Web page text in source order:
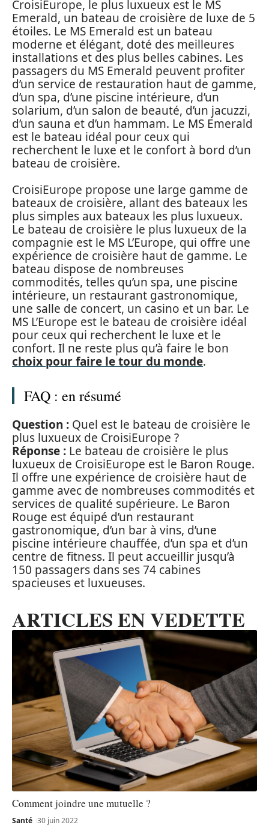
CroisiEurope, le plus luxueux est le MS
Emerald, un bateau de croisière de luxe de 5
étoiles. Le MS Emerald est un bateau
moderne et élégant, doté des meilleures
installations et des plus belles cabines. Les
passagers du MS Emerald peuvent profiter
d’un service de restauration haut de gamme,
d’un spa, d’une piscine intérieure, d’un
solarium, d’un salon de beauté, d’un jacuzzi,
d’un sauna et d’un hammam. Le MS Emerald
est le bateau idéal pour ceux qui
recherchent le luxe et le confort à bord d’un
bateau de croisière.
CroisiEurope propose une large gamme de
bateaux de croisière, allant des bateaux les
plus simples aux bateaux les plus luxueux.
Le bateau de croisière le plus luxueux de la
compagnie est le MS L’Europe, qui offre une
expérience de croisière haut de gamme. Le
bateau dispose de nombreuses
commodités, telles qu’un spa, une piscine
intérieure, un restaurant gastronomique,
une salle de concert, un casino et un bar. Le
MS L’Europe est le bateau de croisière idéal
pour ceux qui recherchent le luxe et le
confort. Il ne reste plus qu’à faire le bon
choix pour faire le tour du monde.
FAQ : en résumé
Question : Quel est le bateau de croisière le
plus luxueux de CroisiEurope ?
Réponse : Le bateau de croisière le plus
luxueux de CroisiEurope est le Baron Rouge.
Il offre une expérience de croisière haut de
gamme avec de nombreuses commodités et
services de qualité supérieure. Le Baron
Rouge est équipé d’un restaurant
gastronomique, d’un bar à vins, d’une
piscine intérieure chauffée, d’un spa et d’un
centre de fitness. Il peut accueillir jusqu’à
150 passagers dans ses 74 cabines
spacieuses et luxueuses.
ARTICLES EN VEDETTE
Comment joindre une mutuelle ?
Santé 30 juin 2022